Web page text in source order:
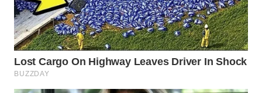
WN
SEMARANG
WN
SOLO